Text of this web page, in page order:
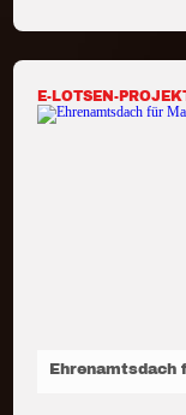
E-LOTSEN-
Ehrenamtsdach